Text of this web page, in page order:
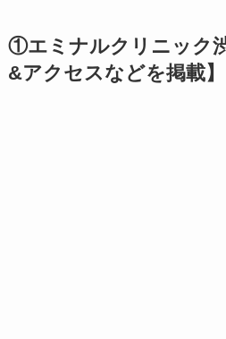
①エミナルクリニック
&アクセスなどを掲載】